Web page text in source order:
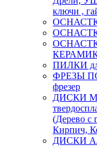
ключи ,
ПИЛКИ
ФРЕЗЫ
фрезер
ДИСКИ
(Дерево с
Кирпич,
ДИСКИ